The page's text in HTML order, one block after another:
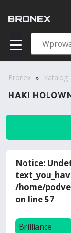
Bronex » Katalog
HAKI
Notice:
/home/
on line57
Brilliance